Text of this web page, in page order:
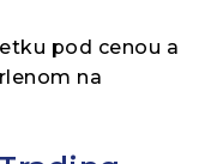
pod cenou a
na